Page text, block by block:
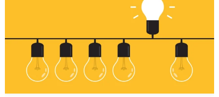
テクノロジー
BlueMeme